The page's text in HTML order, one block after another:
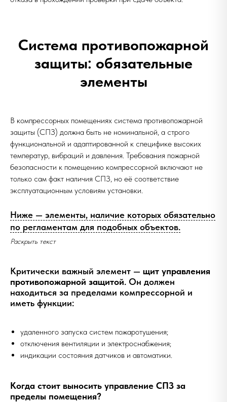
Система противопожарной
защиты: обязательные
элементы
В компрессорных помещениях система противопожарной
защиты (СПЗ) должна быть не номинальной, а строго
функциональной и адаптированной к специфике высоких
температур, вибраций и давления. Требования пожарной
безопасности к помещению компрессорной включают не
только сам факт наличия СПЗ, но её соответствие
эксплуатационным условиям установки.
Ниже — элементы, наличие которых обязательно
по регламентам для подобных объектов.
Раскрыть текст
Критически важный элемент — щит управления
противопожарной защитой. Он должен
находиться за пределами компрессорной и
иметь функции:
удаленного запуска систем пожаротушения;
отключения вентиляции и электроснабжения;
индикации состояния датчиков и автоматики.
Когда стоит выносить управление СПЗ за
пределы помещения?